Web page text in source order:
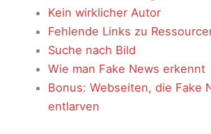
Kein wirklicher Autor
Fehlende Links zu
Suche nach Bild
Wie man Fake News erkennt
Bonus: Webseiten, die Fake
entlarven